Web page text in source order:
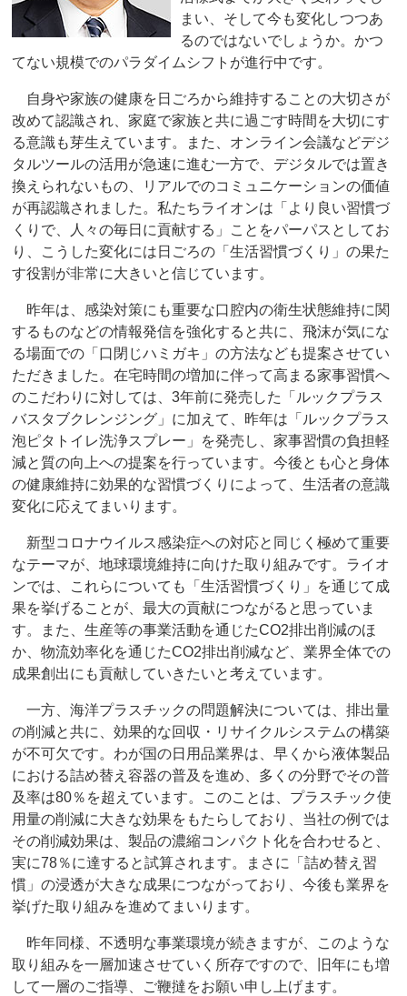
まい、そして今も変化しつつあ
るのではないでしょうか。かつ
てない規模でのパラダイムシフトが進行中です。
自身や家族の健康を日ごろから維持することの大切さが
改めて認識され、家庭で家族と共に過ごす時間を大切にす
る意識も芽生えています。また、オンライン会議などデジ
タルツールの活用が急速に進む一方で、デジタルでは置き
換えられないもの、リアルでのコミュニケーションの価値
が再認識されました。私たちライオンは「より良い習慣づ
くりで、人々の毎日に貢献する」ことをパーパスとしてお
り、こうした変化には日ごろの「生活習慣づくり」の果た
す役割が非常に大きいと信じています。
昨年は、感染対策にも重要な口腔内の衛生状態維持に関
するものなどの情報発信を強化すると共に、飛沫が気にな
る場面での「口閉じハミガキ」の方法なども提案させてい
ただきました。在宅時間の増加に伴って高まる家事習慣へ
のこだわりに対しては、3年前に発売した「ルックプラス
バスタブクレンジング」に加えて、昨年は「ルックプラス
泡ピタトイレ洗浄スプレー」を発売し、家事習慣の負担軽
減と質の向上への提案を行っています。今後とも心と身体
の健康維持に効果的な習慣づくりによって、生活者の意識
変化に応えてまいります。
新型コロナウイルス感染症への対応と同じく極めて重要
なテーマが、地球環境維持に向けた取り組みです。ライオ
ンでは、これらについても「生活習慣づくり」を通じて成
果を挙げることが、最大の貢献につながると思っていま
す。また、生産等の事業活動を通じたCO2排出削減のほ
か、物流効率化を通じたCO2排出削減など、業界全体での
成果創出にも貢献していきたいと考えています。
一方、海洋プラスチックの問題解決については、排出量
の削減と共に、効果的な回収・リサイクルシステムの構築
が不可欠です。わが国の日用品業界は、早くから液体製品
における詰め替え容器の普及を進め、多くの分野でその普
及率は80％を超えています。このことは、プラスチック使
用量の削減に大きな効果をもたらしており、当社の例では
その削減効果は、製品の濃縮コンパクト化を合わせると、
実に78％に達すると試算されます。まさに「詰め替え習
慣」の浸透が大きな成果につながっており、今後も業界を
挙げた取り組みを進めてまいります。
昨年同様、不透明な事業環境が続きますが、このような
取り組みを一層加速させていく所存ですので、旧年にも増
して一層のご指導、ご鞭撻をお願い申し上げます。